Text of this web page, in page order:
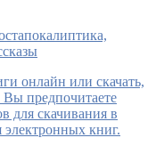
онлайн или скачать,
Вы предпочитаете
для скачивания в
книг.